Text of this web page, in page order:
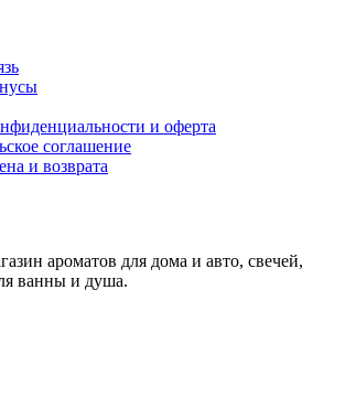
и оферта
соглашение
и возврата
ароматов для дома и авто, свечей,
ванны и душа.